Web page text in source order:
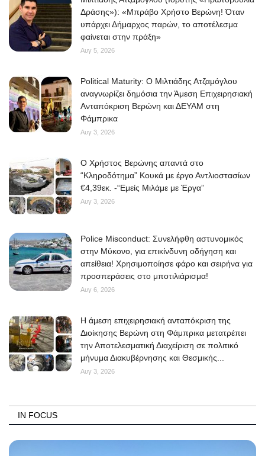
Δράσης»): «Μπράβο Χρήστο Βερώνη! Όταν
υπάρχει Δήμαρχος παρών, το αποτέλεσμα
φαίνεται στην πράξη»
Αυγ 5, 2026
Political Maturity: Ο Μιλτιάδης Ατζαμόγλου
αναγνωρίζει δημόσια την Άμεση Επιχειρησιακή
Ανταπόκριση Βερώνη και ΔΕΥΑΜ στη
Φάμπρικα
Αυγ 3, 2026
O Χρήστος Βερώνης απαντά στο
“Κληροδότημα” Κουκά με έργο Αντλιοστασίων
€4,39εκ. -“Εμείς Μιλάμε με Έργα”
Αυγ 3, 2026
Police Misconduct: Συνελήφθη αστυνομικός
στην Μύκονο, για επικίνδυνη οδήγηση και
απείθεια! Χρησιμοποίησε φάρο και σειρήνα για
προσπεράσεις στο μποτιλιάρισμα!
Αυγ 6, 2026
Η άμεση επιχειρησιακή ανταπόκριση της
Διοίκησης Βερώνη στη Φάμπρικα μετατρέπει
την Αποτελεσματική Διαχείριση σε πολιτικό
μήνυμα Διακυβέρνησης και Θεσμικής...
Αυγ 3, 2026
IN FOCUS